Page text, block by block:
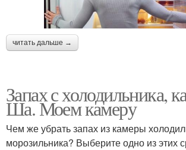
читать дальше →
Запах с холодильника,
Ша. Моем камеру
Чем же убрать запах из камеры
морозильника? Выберите одно из этих